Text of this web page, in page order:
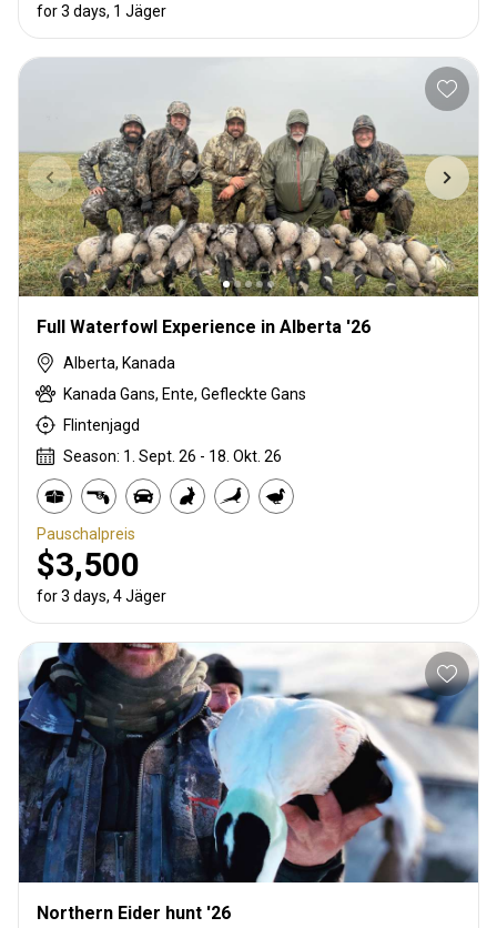
for 3 days, 1 Jäger
Full Waterfowl Experience in Alberta '26
Alberta, Kanada
Kanada Gans, Ente, Gefleckte Gans
Flintenjagd
Season: 1. Sept. 26 - 18. Okt. 26
Pauschalpreis
$3,500
for 3 days, 4 Jäger
Northern Eider hunt '26